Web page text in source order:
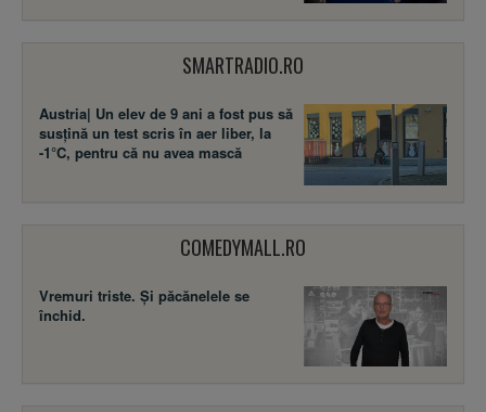
SMARTRADIO.RO
Austria| Un elev de 9 ani a fost pus să
susţină un test scris în aer liber, la
-1°C, pentru că nu avea mască
COMEDYMALL.RO
Vremuri triste. Şi păcănelele se
închid.